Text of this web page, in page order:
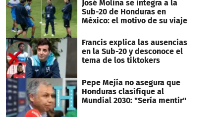
José Molina se integra a la
Sub-20 de Honduras en
México: el motivo de su viaje
Francis explica las ausencias
en la Sub-20 y desconoce el
tema de los tiktokers
Pepe Mejía no asegura que
Honduras clasifique al
Mundial 2030: "Sería mentir"